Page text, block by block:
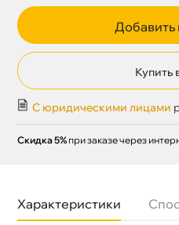
Добавить
Купить
С юридическими лицами
Скидка 5% при заказе через
Характеристики